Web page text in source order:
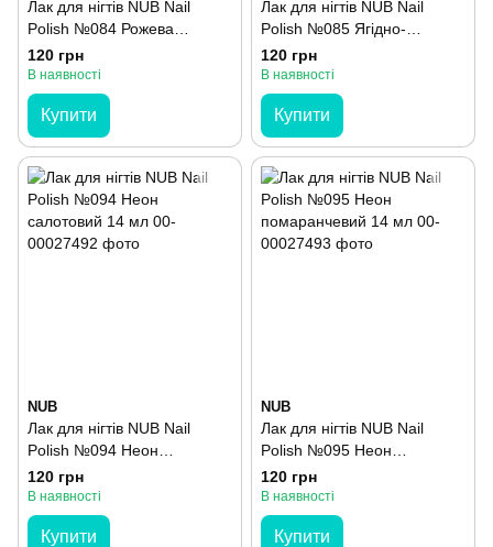
Лак для нігтів NUB Nail
Polish №084 Рожева
малина 14 мл
120 грн
В наявності
Купити
Лак для нігтів NUB Nail
Polish №085 Ягідно-
малиновий 14 мл
120 грн
В наявності
Купити
NUB
Лак для нігтів NUB Nail
Polish №094 Неон
салотовий 14 мл
120 грн
В наявності
Купити
NUB
Лак для нігтів NUB Nail
Polish №095 Неон
помаранчевий 14 мл
120 грн
В наявності
Купити